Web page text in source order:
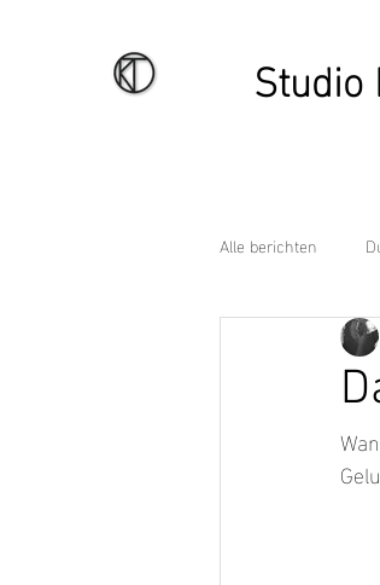
Studio
Alle berichten